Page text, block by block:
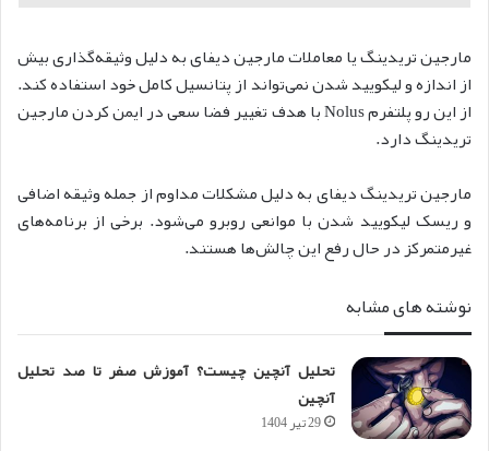
مارجین تریدینگ یا معاملات مارجین دیفای به دلیل وثیقه‌گذاری بیش
از اندازه و لیکویید شدن نمی‌تواند از پتانسیل کامل خود استفاده کند.
از این رو پلتفرم Nolus با هدف تغییر فضا سعی در ایمن کردن مارجین
تریدینگ دارد.
مارجین تریدینگ دیفای به دلیل مشکلات مداوم از جمله وثیقه اضافی
و ریسک لیکویید شدن با موانعی روبرو می‌شود. برخی از برنامه‌های
غیرمتمرکز در حال رفع این چالش‌ها هستند.
نوشته های مشابه
تحلیل آنچین چیست؟ آموزش صفر تا صد تحلیل
آنچین
29 تیر 1404